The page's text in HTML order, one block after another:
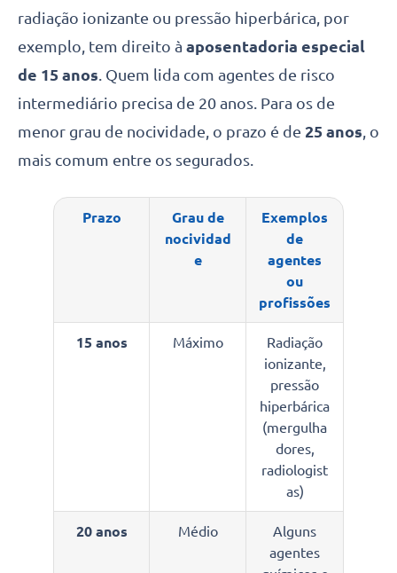
radiação ionizante ou pressão hiperbárica, por
exemplo, tem direito à aposentadoria especial
de 15 anos. Quem lida com agentes de risco
intermediário precisa de 20 anos. Para os de
menor grau de nocividade, o prazo é de 25 anos, o
mais comum entre os segurados.
Prazo
Grau de
nocividad
e
Exemplos
de
agentes
ou
profissões
15 anos Máximo
Radiação
ionizante,
pressão
hiperbárica
(mergulha
dores,
radiologist
as)
20 anos Médio
Alguns
agentes